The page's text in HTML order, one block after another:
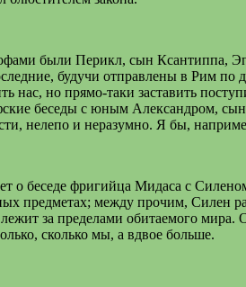
были Перикл, сын
будучи отправлены в Рим по
нас, но прямо-таки заставить
беседы с юным Александром,
нелепо и неразумно. Я бы,
о беседе фригийца Мидаса с
предметах; между прочим, Силен
за пределами обитаемого
сколько мы, а вдвое больше.